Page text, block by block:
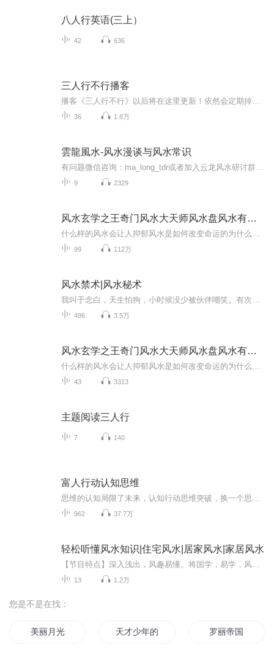
八人行英语(三上）
42 636
三人行不行播客
36 1.8万
雲龍風水-风水漫谈与风水常识
9 2329
风水玄学之王奇门风水大天师风水盘风水有术鲁班风水
99 112万
风水禁术|风水秘术
496 3.5万
风水玄学之王奇门风水大天师风水盘风水有术鲁班风水密
43 3313
主题阅读三人行
7 140
富人行动认知思维
962 37.7万
轻松听懂风水知识|住宅风水|居家风水|家居风水
13 1.2万
您是不是在找：
美丽月光 天才少年的华丽人生 罗丽帝国